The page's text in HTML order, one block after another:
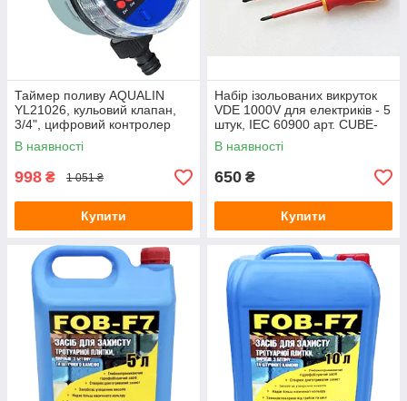
Зарядні станції
Метеостанції
Колориметри (вимірювачі кольору)
Товщиноміри
Вимірювання відстані і розмірів
Термогігрометри (RH)
Тестери електромагнітних полів (НЧ, ВЧ)
Вологоміри зерна
Телеметрія, ендоскопи, бороскопи
Контроль вібрацій
Ручні принтери (маркіратори)
PH-електроди
Таймер поливу AQUALIN
YL21026, кульовий клапан,
3/4", цифровий контролер
подачі води
В наявності
998 ₴ 1 051 ₴
Купити
Набір ізольованих викруток
VDE 1000V для електриків - 5
штук, IEC 60900 арт. CUBE-
1000/5
В наявності
650 ₴
Купити